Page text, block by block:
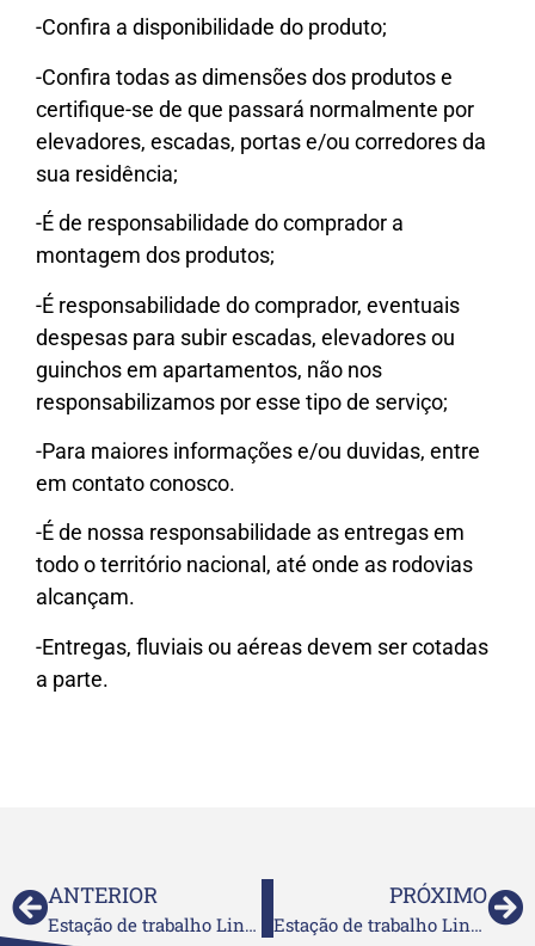
-Confira a disponibilidade do produto;
-Confira todas as dimensões dos produtos e
certifique-se de que passará normalmente por
elevadores, escadas, portas e/ou corredores da
sua residência;
-É de responsabilidade do comprador a
montagem dos produtos;
-É responsabilidade do comprador, eventuais
despesas para subir escadas, elevadores ou
guinchos em apartamentos, não nos
responsabilizamos por esse tipo de serviço;
-Para maiores informações e/ou duvidas, entre
em contato conosco.
-É de nossa responsabilidade as entregas em
todo o território nacional, até onde as rodovias
alcançam.
-Entregas, fluviais ou aéreas devem ser cotadas
a parte.
ANTERIOR
Estação de trabalho Linha New City 3
PRÓXIMO
Estação de trabalho Linha New City 1